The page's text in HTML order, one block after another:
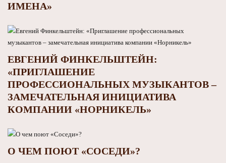
ИМЕНА»
ЕВГЕНИЙ ФИНКЕЛЬШТЕЙН:
«ПРИГЛАШЕНИЕ
ПРОФЕССИОНАЛЬНЫХ МУЗЫКАНТОВ –
ЗАМЕЧАТЕЛЬНАЯ ИНИЦИАТИВА
КОМПАНИИ «НОРНИКЕЛЬ»
О ЧЕМ ПОЮТ «СОСЕДИ»?